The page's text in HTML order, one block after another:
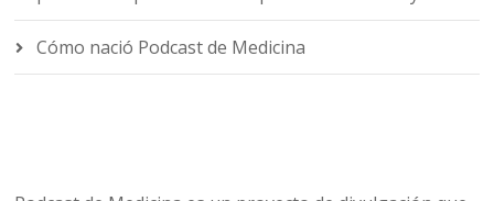
Cómo nació Podcast de Medicina